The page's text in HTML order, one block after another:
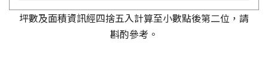
坪數及面積資訊經四捨五入計算至小數點後第二位，請
斟酌參考。